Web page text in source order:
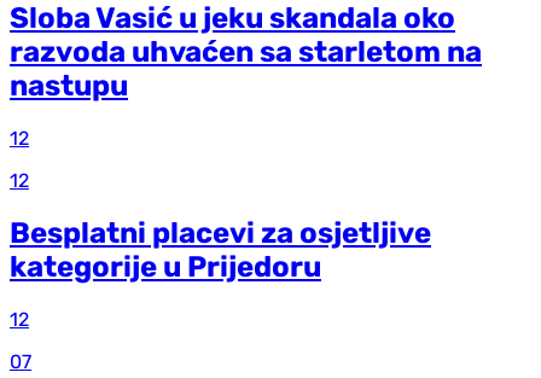
Sloba Vasić u jeku skandala oko
razvoda uhvaćen sa starletom na
nastupu
12
12
Besplatni placevi za osjetljive
kategorije u Prijedoru
12
07